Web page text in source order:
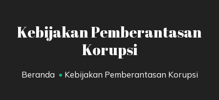
Kebijakan Pemberantasan
Korupsi
Beranda Kebijakan Pemberantasan Korupsi